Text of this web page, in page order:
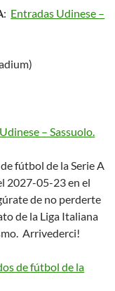
: Entradas Udinese –
– Sassuolo.
fútbol de la Serie A
2027-05-23 en el
de no perderte
de la Liga Italiana
Arrivederci!
de fútbol de la